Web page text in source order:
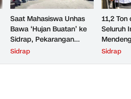
Saat Mahasiswa Unhas
Bawa ‘Hujan Buatan’ ke
Sidrap, Pekarangan
Warga Cipotakari Kini Tak
Sidrap
11,2
Seluruh
Sidrap